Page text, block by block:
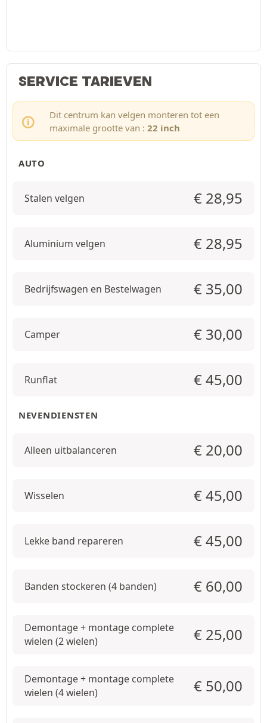
SERVICE TARIEVEN
Dit centrum kan velgen monteren tot een
maximale grootte van : 22 inch
AUTO
Stalen velgen € 28,95
Aluminium velgen € 28,95
Bedrijfswagen en Bestelwagen € 35,00
Camper € 30,00
Runflat €45,00
NEVENDIENSTEN
Alleen uitbalanceren € 20,00
Wisselen €45,00
Lekke band repareren €45,00
Banden stockeren (4 banden) € 60,00
Demontage + montage complete
wielen (2 wielen)
€ 25,00
Demontage + montage complete
wielen (4 wielen)
€ 50,00